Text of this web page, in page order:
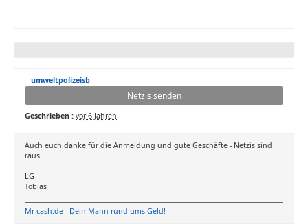
umweltpolizeisb
Netzis senden
Geschrieben : vor 6 Jahren
Auch euch danke für die Anmeldung und gute Geschäfte - Netzis sind
raus.
LG
Tobias
Mr-cash.de - Dein Mann rund ums Geld!